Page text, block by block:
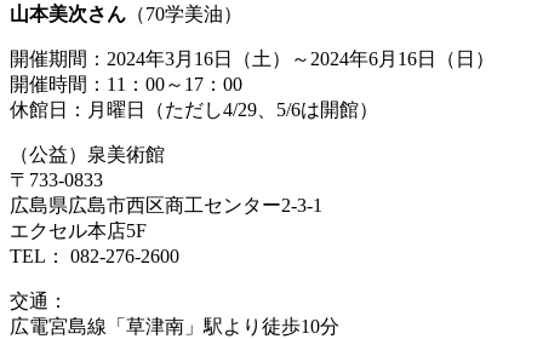
山本美次さん （70学美油）
開催期間：2024年3月16日（土）～2024年6月16日（日）
開催時間：11：00～17：00
休館日：月曜日（ただし4/29、5/6は開館）
（公益）泉美術館
〒733-0833
広島県広島市西区商工センター2-3-1
エクセル本店5F
TEL： 082-276-2600
交通：
広電宮島線「草津南」駅より徒歩10分